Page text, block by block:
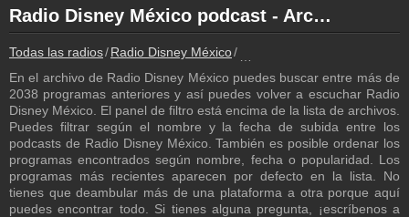
myradioenvivo.mx
Radio Disney México
Atrás a la página de Radio Disney México
Inicio de sesión
¡Crea una cuenta propia!
Lista de canciones
Descubre lo que ha sonado hasta ahora
Emisoras
Radio Disney México frecuencia
Radio Disney México podcast - Archivo - repetición de los programas
Todas las radios Radio Disney México
En el archivo de Radio Disney México puedes buscar entre más de
2038 programas anteriores y así puedes volver a escuchar Radio
Disney México. El panel de filtro está encima de la lista de archivos.
Puedes filtrar según el nombre y la fecha de subida entre los
podcasts de Radio Disney México. También es posible ordenar los
programas encontrados según nombre, fecha o popularidad. Los
programas más recientes aparecen por defecto en la lista. No
tienes que deambular más de una plataforma a otra porque aquí
puedes encontrar todo. Si tienes alguna pregunta, ¡escríbenos a